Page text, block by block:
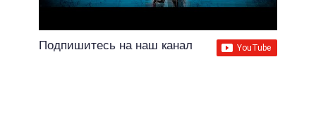
Подпишитесь на наш канал